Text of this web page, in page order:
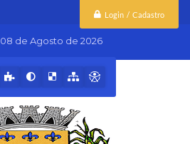
Login / Cadastro
08 de Agosto de 2026